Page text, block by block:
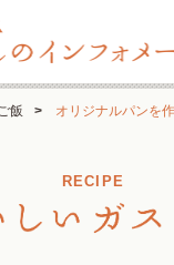
飯 オリジナルパンを
RECIPE